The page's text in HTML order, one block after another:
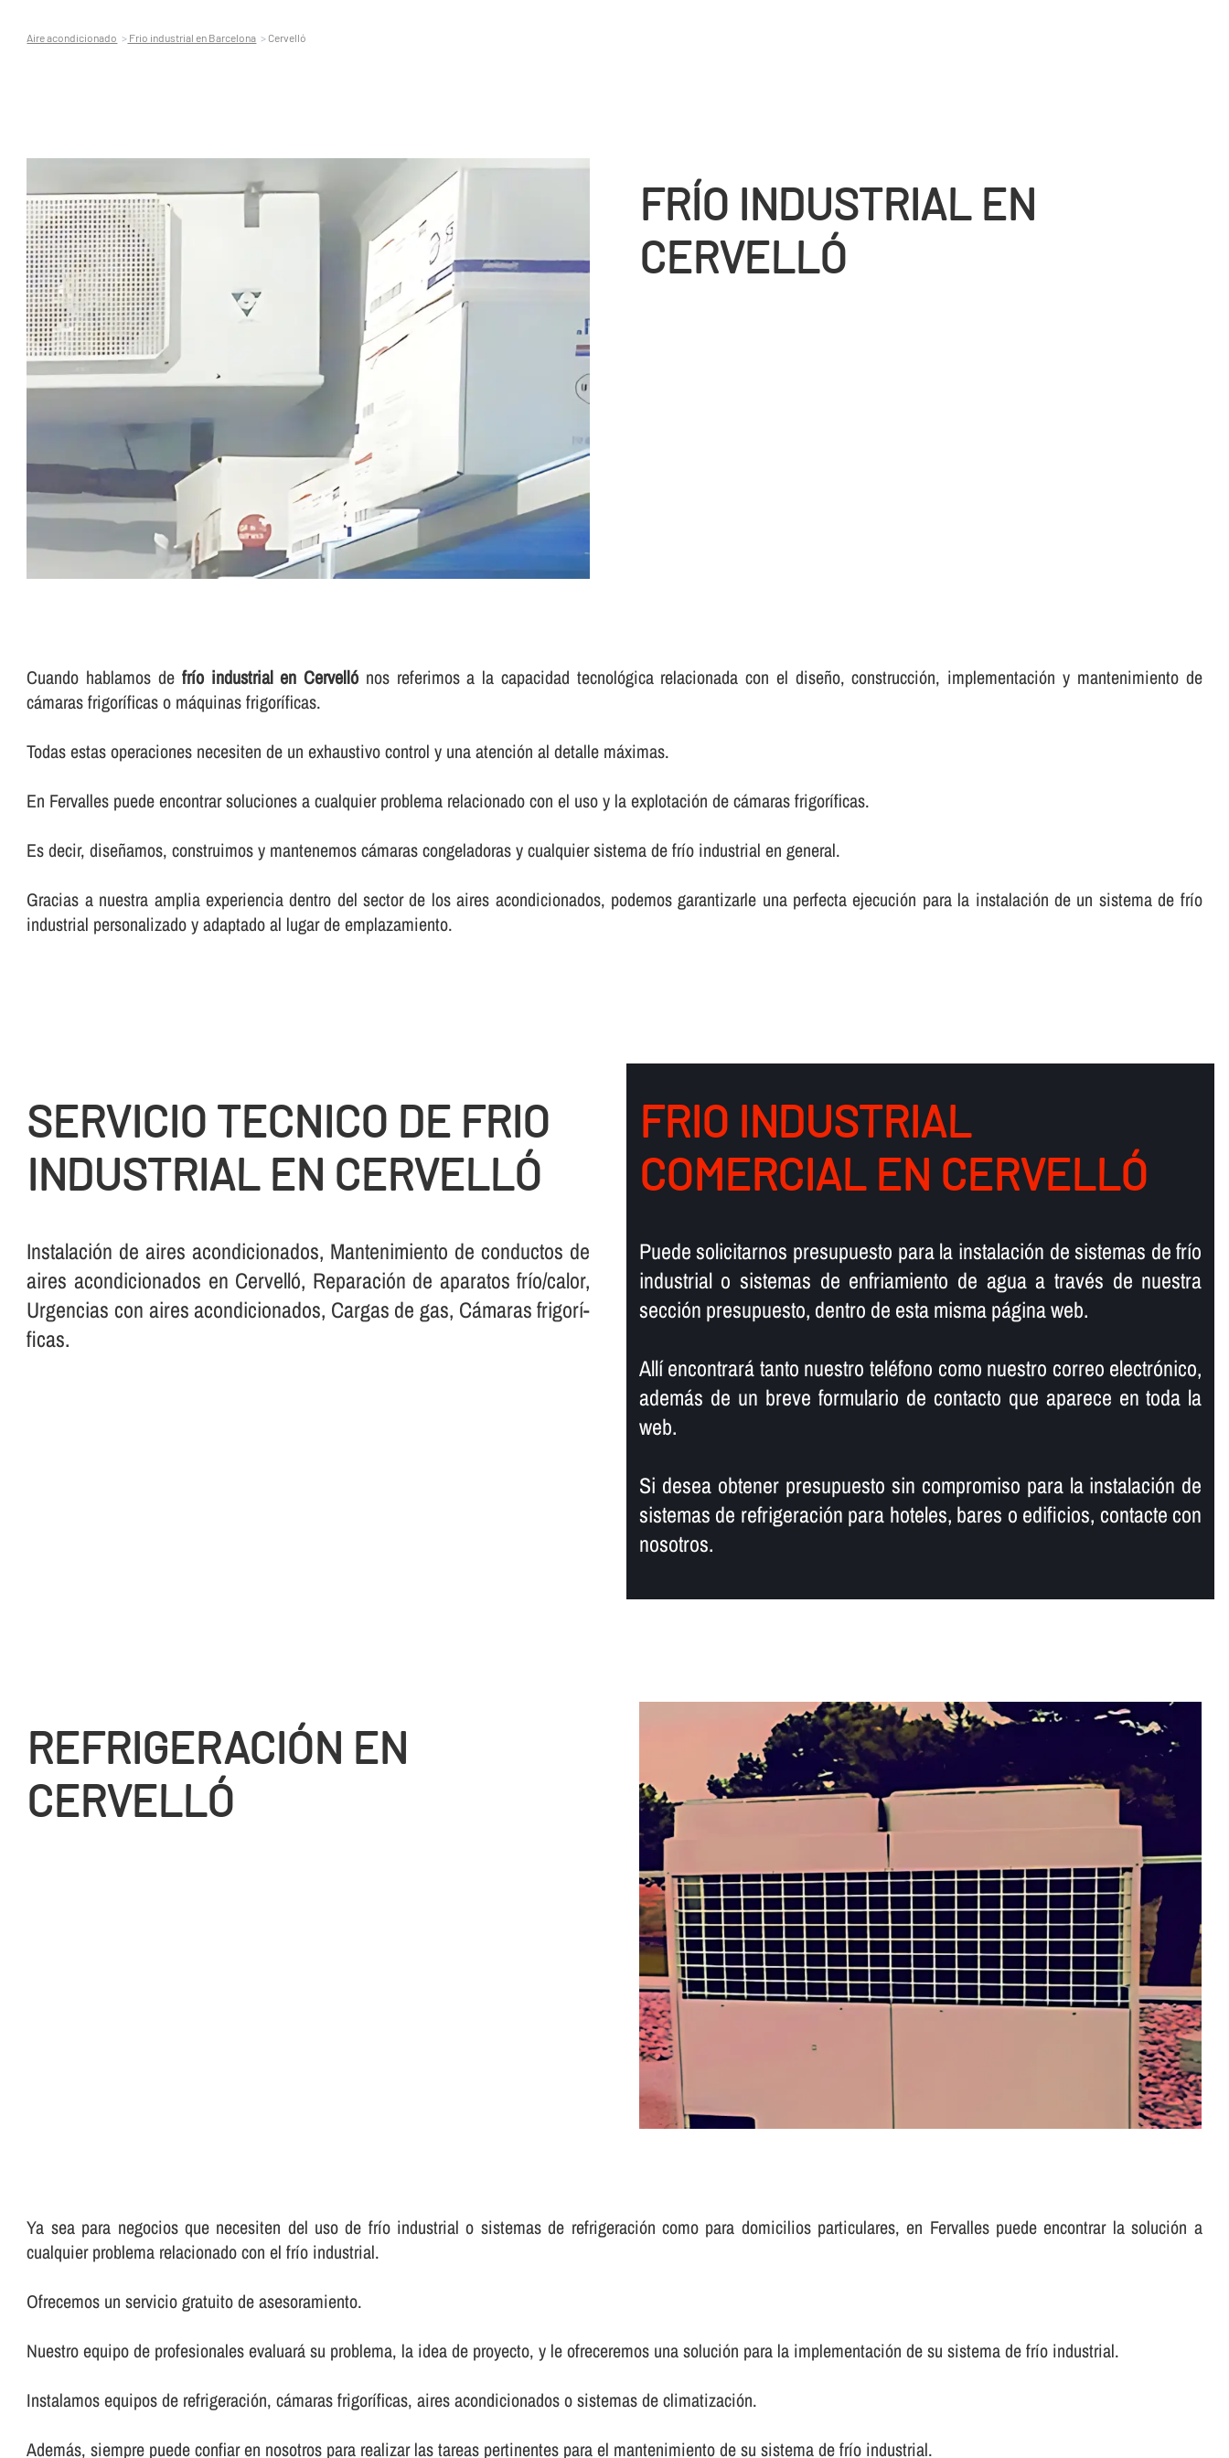
Aire acondicionado Frio industrial en Barcelona Cervelló
FRÍ­O INDUSTRIAL EN
CERVELLÓ
Cuando hablamos de frí­o industrial en Cervelló nos referimos a la capacidad tecnológica relacionada con el diseño, construcción, implementación y mantenimiento de
cámaras frigorí­ficas o máquinas frigorí­ficas.
Todas estas operaciones necesiten de un exhaustivo control y una atención al detalle máximas.
En Fervalles puede encontrar soluciones a cualquier problema relacionado con el uso y la explotación de cámaras frigorí­ficas.
Es decir, diseñamos, construimos y mantenemos cámaras congeladoras y cualquier sistema de frí­o industrial en general.
Gracias a nuestra amplia experiencia dentro del sector de los aires acondicionados, podemos garantizarle una perfecta ejecución para la instalación de un sistema de frí­o
industrial personalizado y adaptado al lugar de emplazamiento.
SERVICIO TECNICO DE FRIO
INDUSTRIAL EN CERVELLÓ
Instalación de aires acondicionados, Mantenimiento de conductos de
aires acondicionados en Cervelló, Reparación de aparatos frí­o/calor,
Urgencias con aires acondicionados, Cargas de gas, Cámaras frigorí­
ficas.
FRIO INDUSTRIAL
COMERCIAL EN CERVELLÓ
Puede solicitarnos presupuesto para la instalación de sistemas de frí­o
industrial o sistemas de enfriamiento de agua a través de nuestra
sección presupuesto, dentro de esta misma página web.
Allí­ encontrará tanto nuestro teléfono como nuestro correo electrónico,
además de un breve formulario de contacto que aparece en toda la
web.
Si desea obtener presupuesto sin compromiso para la instalación de
sistemas de refrigeración para hoteles, bares o edificios, contacte con
nosotros.
REFRIGERACIÓN EN
CERVELLÓ
Ya sea para negocios que necesiten del uso de frí­o industrial o sistemas de refrigeración como para domicilios particulares, en Fervalles puede encontrar la solución a
cualquier problema relacionado con el frí­o industrial.
Ofrecemos un servicio gratuito de asesoramiento.
Nuestro equipo de profesionales evaluará su problema, la idea de proyecto, y le ofreceremos una solución para la implementación de su sistema de frí­o industrial.
Instalamos equipos de refrigeración, cámaras frigorí­ficas, aires acondicionados o sistemas de climatización.
Además, siempre puede confiar en nosotros para realizar las tareas pertinentes para el mantenimiento de su sistema de frí­o industrial.